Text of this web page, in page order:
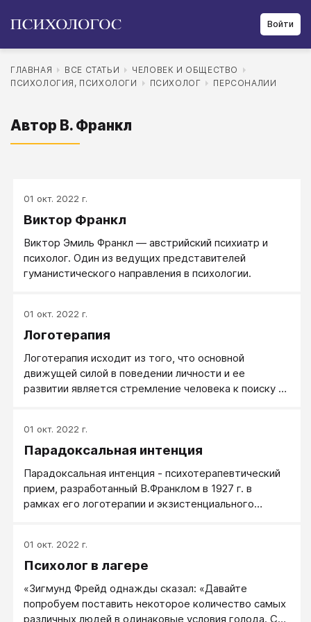
Войти
ГЛАВНАЯ ВСЕ СТАТЬИ
ЧЕЛОВЕК И ОБЩЕСТВО
ПСИХОЛОГИЯ, ПСИХОЛОГИ
ПСИХОЛОГ ПЕРСОНАЛИИ
Автор В. Франкл
01 окт. 2022 г.
Виктор Франкл
Виктор Эмиль Франкл — австрийский психиатр и
психолог. Один из ведущих представителей
гуманистического направления в психологии.
01 окт. 2022 г.
Логотерапия
Логотерапия исходит из того, что основной
движущей силой в поведении личности и ее
развитии является стремление человека к поиску и
01 окт. 2022 г.
Парадоксальная интенция
Парадоксальная интенция - психотерапевтический
прием, разработанный В.Франклом в 1927 г. в
рамках его логотерапии и экзистенциального
01 окт. 2022 г.
Психолог в лагере
«Зигмунд Фрейд однажды сказал: «Давайте
попробуем поставить некоторое количество самых
различных людей в одинаковые условия голода. С